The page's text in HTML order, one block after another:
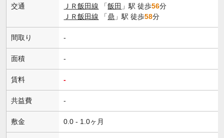
交通
ＪＲ飯田線 「飯田 」駅 徒歩56分
ＪＲ飯田線 「鼎 」駅 徒歩58分
間取り -
面積 -
賃料 -
共益費 -
敷金 0.0 - 1.0ヶ月